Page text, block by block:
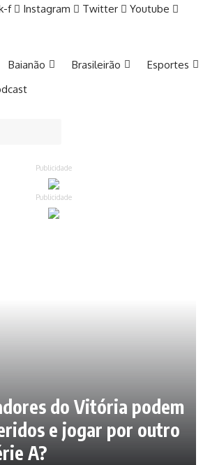
f Instagram Twitter Youtube
Baianão Brasileirão
Esportes
Publicidade
Publicidade
do Vitória podem
e jogar por outro
A?